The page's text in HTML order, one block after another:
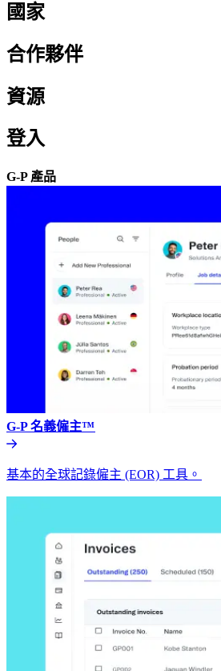
國家​​
合作夥伴​​
資源​​
登入​​
G-P 產品​​
G-P 名義僱主™​​
基本的全球記錄僱主 (EOR) 工具。​​